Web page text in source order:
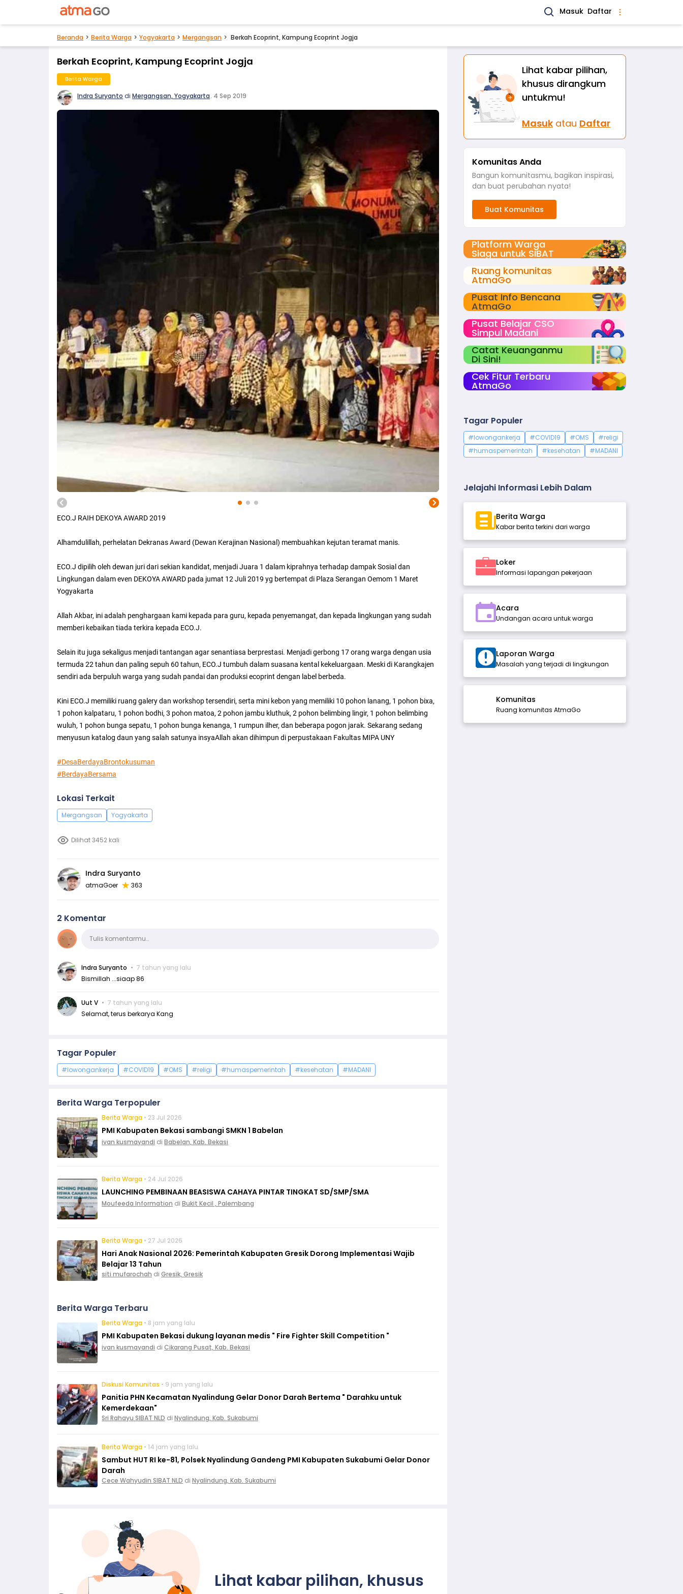
Masuk Daftar
Beranda Berita Warga Yogyakarta Mergangsan Berkah Ecoprint, Kampung Ecoprint Jogja
Berkah Ecoprint, Kampung Ecoprint Jogja
Berita Warga
Indra Suryanto di Mergangsan, Yogyakarta. 4 Sep 2019
ECO.J RAIH DEKOYA AWARD 2019
Alhamdulillah, perhelatan Dekranas Award (Dewan Kerajinan Nasional) membuahkan kejutan teramat manis.
ECO.J dipilih oleh dewan juri dari sekian kandidat, menjadi Juara 1 dalam kiprahnya terhadap dampak Sosial dan
Lingkungan dalam even DEKOYA AWARD pada jumat 12 Juli 2019 yg bertempat di Plaza Serangan Oemom 1 Maret
Yogyakarta
Allah Akbar, ini adalah penghargaan kami kepada para guru, kepada penyemangat, dan kepada lingkungan yang sudah
memberi kebaikan tiada terkira kepada ECO.J.
Selain itu juga sekaligus menjadi tantangan agar senantiasa berprestasi. Menjadi gerbong 17 orang warga dengan usia
termuda 22 tahun dan paling sepuh 60 tahun, ECO.J tumbuh dalam suasana kental kekeluargaan. Meski di Karangkajen
sendiri ada berpuluh warga yang sudah pandai dan produksi ecoprint dengan label berbeda.
Kini ECO.J memiliki ruang galery dan workshop tersendiri, serta mini kebon yang memiliki 10 pohon lanang, 1 pohon bixa,
1 pohon kalpataru, 1 pohon bodhi, 3 pohon matoa, 2 pohon jambu kluthuk, 2 pohon belimbing lingir, 1 pohon belimbing
wuluh, 1 pohon bunga sepatu, 1 pohon bunga kenanga, 1 rumpun ilher, dan beberapa pogon jarak. Sekarang sedang
menyusun katalog daun yang salah satunya insyaAllah akan dihimpun di perpustakaan Fakultas MIPA UNY
#DesaBerdayaBrontokusuman
#BerdayaBersama
Lokasi Terkait
Mergangsan Yogyakarta
Dilihat 3452 kali
Indra Suryanto
atmaGoer 363
2 Komentar
KomentarTulis komentarmu…
Indra Suryanto
7 tahun yang lalu
Bismillah ...siaap 86
Uut V
7 tahun yang lalu
Selamat, terus berkarya Kang
Tagar Populer
#lowongankerja #COVID19 #OMS #religi #humaspemerintah #kesehatan #MADANI
Berita Warga Terpopuler
Berita Warga • 23 Jul 2026
PMI Kabupaten Bekasi sambangi SMKN 1 Babelan
ivan kusmayandi di Babelan, Kab. Bekasi
Berita Warga • 24 Jul 2026
LAUNCHING PEMBINAAN BEASISWA CAHAYA PINTAR TINGKAT SD/SMP/SMA
Moufeeda Information di Bukit Kecil , Palembang
Berita Warga • 27 Jul 2026
Hari Anak Nasional 2026: Pemerintah Kabupaten Gresik Dorong Implementasi Wajib
Belajar 13 Tahun
siti mufarochah di Gresik, Gresik
Berita Warga Terbaru
Berita Warga • 8 jam yang lalu
PMI Kabupaten Bekasi dukung layanan medis " Fire Fighter Skill Competition "
ivan kusmayandi di Cikarang Pusat, Kab. Bekasi
Diskusi Komunitas • 9 jam yang lalu
Panitia PHN Kecamatan Nyalindung Gelar Donor Darah Bertema " Darahku untuk
Kemerdekaan"
Sri Rahayu SIBAT NLD di Nyalindung, Kab. Sukabumi
Berita Warga • 14 jam yang lalu
Sambut HUT RI ke-81, Polsek Nyalindung Gandeng PMI Kabupaten Sukabumi Gelar Donor
Darah
Cece Wahyudin SIBAT NLD di Nyalindung, Kab. Sukabumi
Lihat kabar pilihan, khusus
Lihat kabar pilihan,
khusus dirangkum
untukmu!
Masuk atau Daftar
Komunitas Anda
Bangun komunitasmu, bagikan inspirasi,
dan buat perubahan nyata!
Buat Komunitas
Platform Warga
Siaga untuk SIBAT
Ruang komunitas
AtmaGo
Pusat Info Bencana
AtmaGo
Pusat Belajar CSO
Simpul Madani
Catat Keuanganmu
Di Sini!
Cek Fitur Terbaru
AtmaGo
Tagar Populer
#lowongankerja #COVID19 #OMS
#religi
#humaspemerintah
#kesehatan #MADANI
Jelajahi Informasi Lebih Dalam
Berita Warga
Kabar berita terkini dari warga
Loker
Informasi lapangan pekerjaan
Acara
Undangan acara untuk warga
Laporan Warga
Masalah yang terjadi di lingkungan
Komunitas
Ruang komunitas AtmaGo